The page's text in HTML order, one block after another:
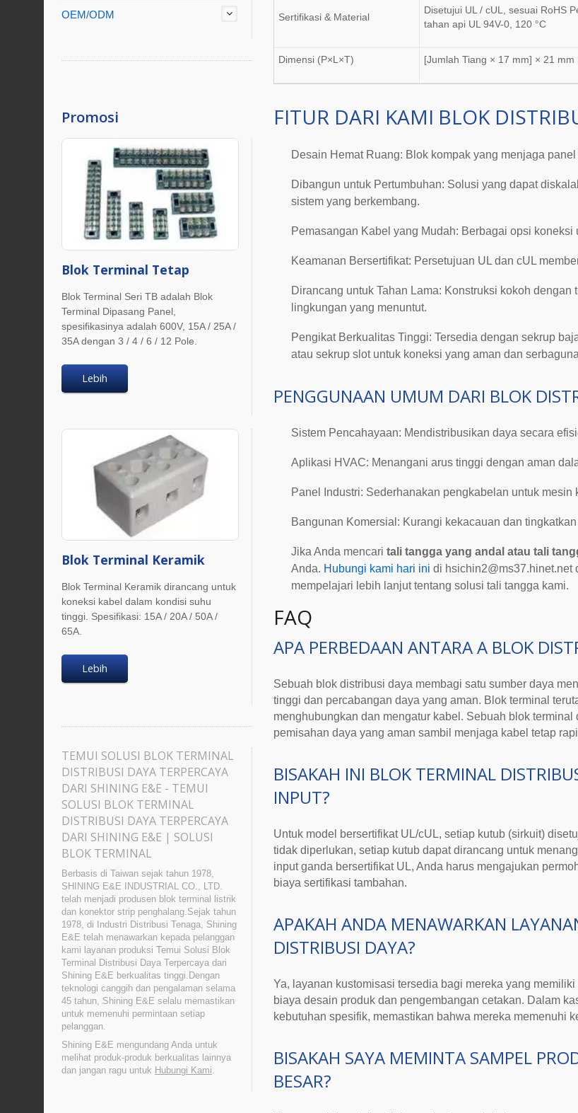
OEM/ODM
Promosi
Blok Terminal Tetap
Blok Terminal Seri TB adalah Blok
Terminal Dipasang Panel,
spesifikasinya adalah 600V, 15A / 25A /
35A dengan 3 / 4 / 6 / 12 Pole.
Lebih
Blok Terminal Keramik
Blok Terminal Keramik dirancang untuk
koneksi kabel dalam kondisi suhu
tinggi. Spesifikasi: 15A / 20A / 50A /
65A.
Lebih
TEMUI SOLUSI BLOK TERMINAL
DISTRIBUSI DAYA TERPERCAYA
DARI SHINING E&E - TEMUI
SOLUSI BLOK TERMINAL
DISTRIBUSI DAYA TERPERCAYA
DARI SHINING E&E | SOLUSI
BLOK TERMINAL
Berbasis di Taiwan sejak tahun 1978,
SHINING E&E INDUSTRIAL CO., LTD.
telah menjadi produsen blok terminal listrik
dan konektor strip penghalang.Sejak tahun
1978, di Industri Distribusi Tenaga, Shining
E&E telah menawarkan kepada pelanggan
kami layanan produksi Temui Solusi Blok
Terminal Distribusi Daya Terpercaya dari
Shining E&E berkualitas tinggi.Dengan
teknologi canggih dan pengalaman selama
45 tahun, Shining E&E selalu memastikan
untuk memenuhi permintaan setiap
pelanggan.
Shining E&E mengundang Anda untuk
melihat produk-produk berkualitas lainnya
dan jangan ragu untuk Hubungi Kami.
Sertifikasi & Material
Disetujui UL / cUL, sesuai RoHS
tahan api UL 94V-0, 120 °C
Dimensi (P×L×T) [Jumlah Tiang × 17 mm] × 21 mm
FITUR DARI KAMI BLOK
Desain Hemat Ruang: Blok kompak yang menjaga
Dibangun untuk Pertumbuhan: Solusi yang dapat
sistem yang berkembang.
Pemasangan Kabel yang Mudah: Berbagai opsi koneksi
Keamanan Bersertifikat: Persetujuan UL dan cUL
Dirancang untuk Tahan Lama: Konstruksi kokoh dengan
lingkungan yang menuntut.
Pengikat Berkualitas Tinggi: Tersedia dengan sekrup
atau sekrup slot untuk koneksi yang aman dan
PENGGUNAAN UMUM DARI BLOK
Sistem Pencahayaan: Mendistribusikan daya secara
Aplikasi HVAC: Menangani arus tinggi dengan aman
Panel Industri: Sederhanakan pengkabelan untuk mesin
Bangunan Komersial : Kurangi kekacauan dan
Jika Anda mencari tali tangga yang andal atau tali
Anda. Hubungi kami hari ini di hsichin2@ms37.hinet.net
mempelajari lebih lanjut tentang solusi tali tangga kami.
FAQ
APA PERBEDAAN ANTARA A BLOK
Sebuah blok distribusi daya membagi satu sumber daya
tinggi dan percabangan daya yang aman. Blok terminal
menghubungkan dan mengatur kabel. Sebuah blok terminal
pemisahan daya yang aman sambil menjaga kabel tetap
BISAKAH INI BLOK TERMINAL
INPUT?
Untuk model bersertifikat UL/cUL, setiap kutub (sirkuit)
tidak diperlukan, setiap kutub dapat dirancang untuk
input ganda bersertifikat UL, Anda harus mengajukan
biaya sertifikasi tambahan.
APAKAH ANDA MENAWARKAN
DISTRIBUSI DAYA?
Ya, layanan kustomisasi tersedia bagi mereka yang
biaya desain produk dan pengembangan cetakan. Dalam
kebutuhan spesifik, memastikan bahwa mereka memenuhi
BISAKAH SAYA MEMINTA SAMPEL
BESAR?